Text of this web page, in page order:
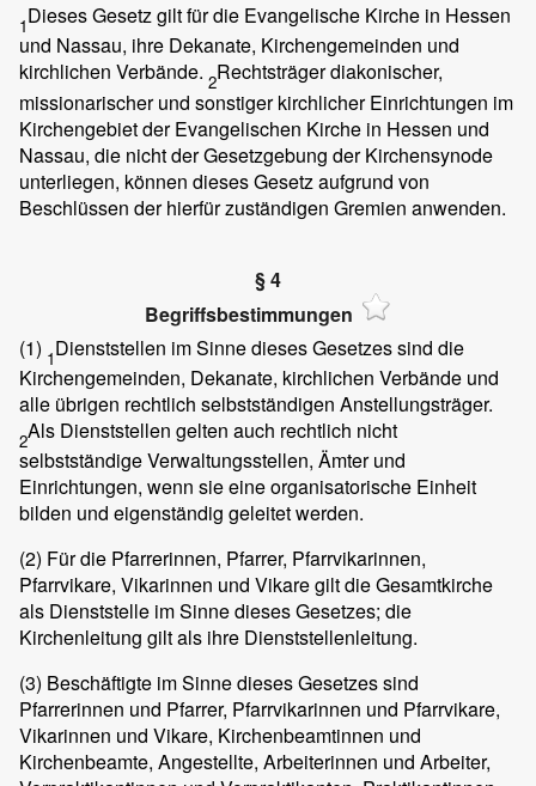
1Dieses Gesetz gilt für die Evangelische Kirche in Hessen
und Nassau, ihre Dekanate, Kirchengemeinden und
kirchlichen Verbände. 2Rechtsträger diakonischer,
missionarischer und sonstiger kirchlicher Einrichtungen im
Kirchengebiet der Evangelischen Kirche in Hessen und
Nassau, die nicht der Gesetzgebung der Kirchensynode
unterliegen, können dieses Gesetz aufgrund von
Beschlüssen der hierfür zuständigen Gremien anwenden.
§ 4
Begriffsbestimmungen
(1) 1Dienststellen im Sinne dieses Gesetzes sind die
Kirchengemeinden, Dekanate, kirchlichen Verbände und
alle übrigen rechtlich selbstständigen Anstellungsträger.
2Als Dienststellen gelten auch rechtlich nicht
selbstständige Verwaltungsstellen, Ämter und
Einrichtungen, wenn sie eine organisatorische Einheit
bilden und eigenständig geleitet werden.
(2) Für die Pfarrerinnen, Pfarrer, Pfarrvikarinnen,
Pfarrvikare, Vikarinnen und Vikare gilt die Gesamtkirche
als Dienststelle im Sinne dieses Gesetzes; die
Kirchenleitung gilt als ihre Dienststellenleitung.
(3) Beschäftigte im Sinne dieses Gesetzes sind
Pfarrerinnen und Pfarrer, Pfarrvikarinnen und Pfarrvikare,
Vikarinnen und Vikare, Kirchenbeamtinnen und
Kirchenbeamte, Angestellte, Arbeiterinnen und Arbeiter,